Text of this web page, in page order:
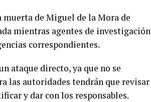
de Miguel de la Mora de
mientras agentes de investigación
correspondientes.
ataque directo, ya que no se
las autoridades tendrán que revisar
y dar con los responsables.